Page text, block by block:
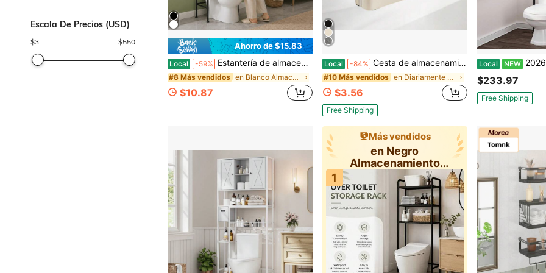
Escala De Precios (USD)
$3 $550 Ahorro de $15.83
Local -59% Estantería de almacenamiento sobre el inodoro con entrega local, organizador de baño de 3 niveles que ahorra espacio, unidad de estantería de metal blanco para toallas y artículos de tocador
#8 Más vendidos en Blanco Almacenamiento sobre el inodoro
$10.87
Local -84% Cesta de almacenamiento de papel higiénico de gran capacidad para 12 rollos mega, organizador de accesorios de baño con soporte
#10 Más vendidos en Diariamente Almacenamiento sobre el inodoro
$3.56
Free Shipping
Local NEW 2026-NUEVO: Organizador de baño,
$233.97
Free Shipping
Más vendidos
en Negro
Almacenamiento
sobre el inodoro
1